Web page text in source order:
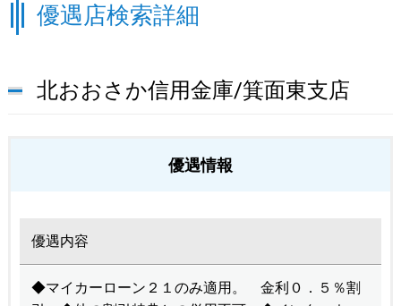
優遇店検索詳細
北おおさか信用金庫/箕面東支店
優遇情報
優遇内容
◆マイカーローン２１のみ適用。 金利０．５％割